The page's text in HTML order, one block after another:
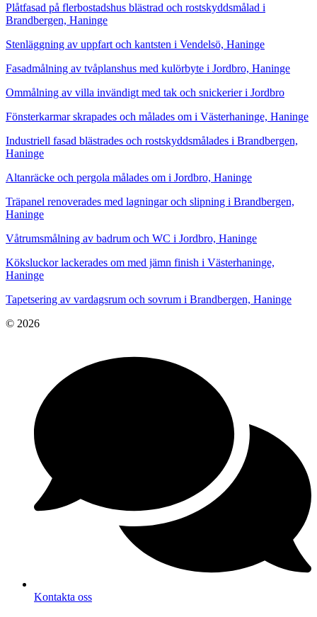
Plåtfasad på flerbostadshus blästrad och rostskyddsmålad i
Brandbergen, Haninge
Stenläggning av uppfart och kantsten i Vendelsö, Haninge
Fasadmålning av tvåplanshus med kulörbyte i Jordbro, Haninge
Ommålning av villa invändigt med tak och snickerier i Jordbro
Fönsterkarmar skrapades och målades om i Västerhaninge, Haninge
Industriell fasad blästrades och rostskyddsmålades i Brandbergen,
Haninge
Altanräcke och pergola målades om i Jordbro, Haninge
Träpanel renoverades med lagningar och slipning i Brandbergen,
Haninge
Våtrumsmålning av badrum och WC i Jordbro, Haninge
Köksluckor lackerades om med jämn finish i Västerhaninge,
Haninge
Tapetsering av vardagsrum och sovrum i Brandbergen, Haninge
© 2026
Kontakta oss